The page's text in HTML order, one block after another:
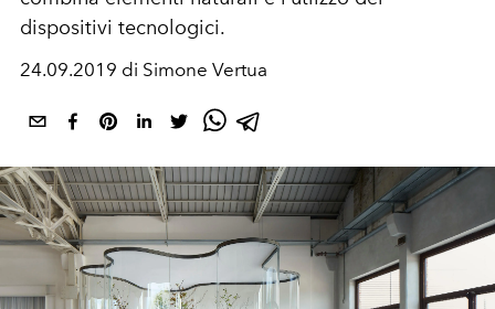
dispositivi tecnologici.
24.09.2019 di Simone Vertua